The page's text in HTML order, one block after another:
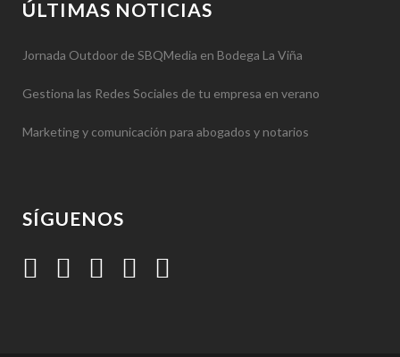
ÚLTIMAS NOTICIAS
Jornada Outdoor de SBQMedia en Bodega La Viña
Gestiona las Redes Sociales de tu empresa en verano
Marketing y comunicación para abogados y notarios
SÍGUENOS